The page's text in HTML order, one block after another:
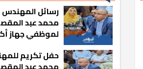
رسائل المهندس
محمد عبد
لموظفي جهاز
مشيت والمدينة
حفل تكريم